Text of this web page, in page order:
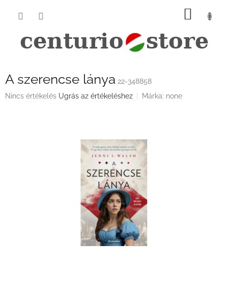
KOSÁR
A szerencse lánya 22-348858
A
Nincs értékelés Ugrás az értékeléshez Márka: none